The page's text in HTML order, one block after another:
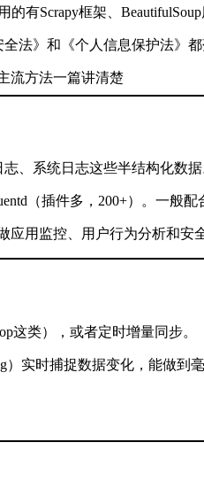
Scrapy框架、BeautifulSoup
法》和《个人信息保护法》
、系统日志这些半结构化数据
（插件多，200+）。一般
用监控、用户行为分析和安
这类），或者定时增量同步。
实时捕捉数据变化，能做到